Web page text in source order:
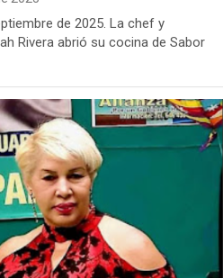
de 2025. La chef y
Rivera abrió su cocina de Sabor